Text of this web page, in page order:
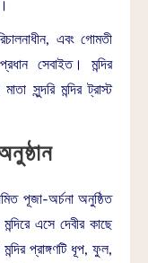
এবং গোমতী
সেবাইত। মন্দির
সুন্দরি মন্দির ট্রাস্ট
পূজা-অর্চনা অনুষ্ঠিত
এসে দেবীর কাছে
প্রাঙ্গণটি ধূপ, ফুল,